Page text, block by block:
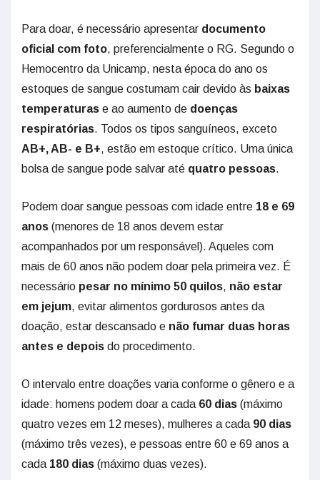
Para doar, é necessário apresentar documento
oficial com foto, preferencialmente o RG. Segundo o
Hemocentro da Unicamp, nesta época do ano os
estoques de sangue costumam cair devido às baixas
temperaturas e ao aumento de doenças
respiratórias. Todos os tipos sanguíneos, exceto
AB+, AB- e B+, estão em estoque crítico. Uma única
bolsa de sangue pode salvar até quatro pessoas.
Podem doar sangue pessoas com idade entre 18 e 69
anos (menores de 18 anos devem estar
acompanhados por um responsável). Aqueles com
mais de 60 anos não podem doar pela primeira vez. É
necessário pesar no mínimo 50 quilos, não estar
em jejum, evitar alimentos gordurosos antes da
doação, estar descansado e não fumar duas horas
antes e depois do procedimento.
O intervalo entre doações varia conforme o gênero e a
idade: homens podem doar a cada 60 dias (máximo
quatro vezes em 12 meses), mulheres a cada 90 dias
(máximo três vezes), e pessoas entre 60 e 69 anos a
cada 180 dias (máximo duas vezes).